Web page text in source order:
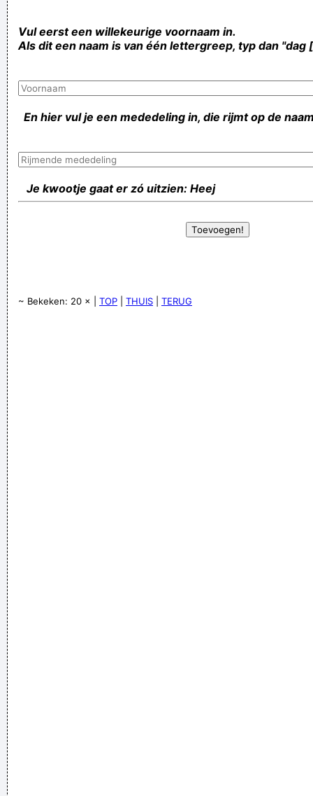
Vul eerst een willekeurige voornaam in.
Als dit een naam is van één lettergreep, typ dan "dag
En hier vul je een mededeling in, die rijmt op de
Je kwootje gaat er zó uitzien: Heej
~ Bekeken: 20 × | TOP THUIS TERUG